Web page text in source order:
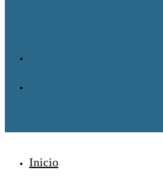
Inicio